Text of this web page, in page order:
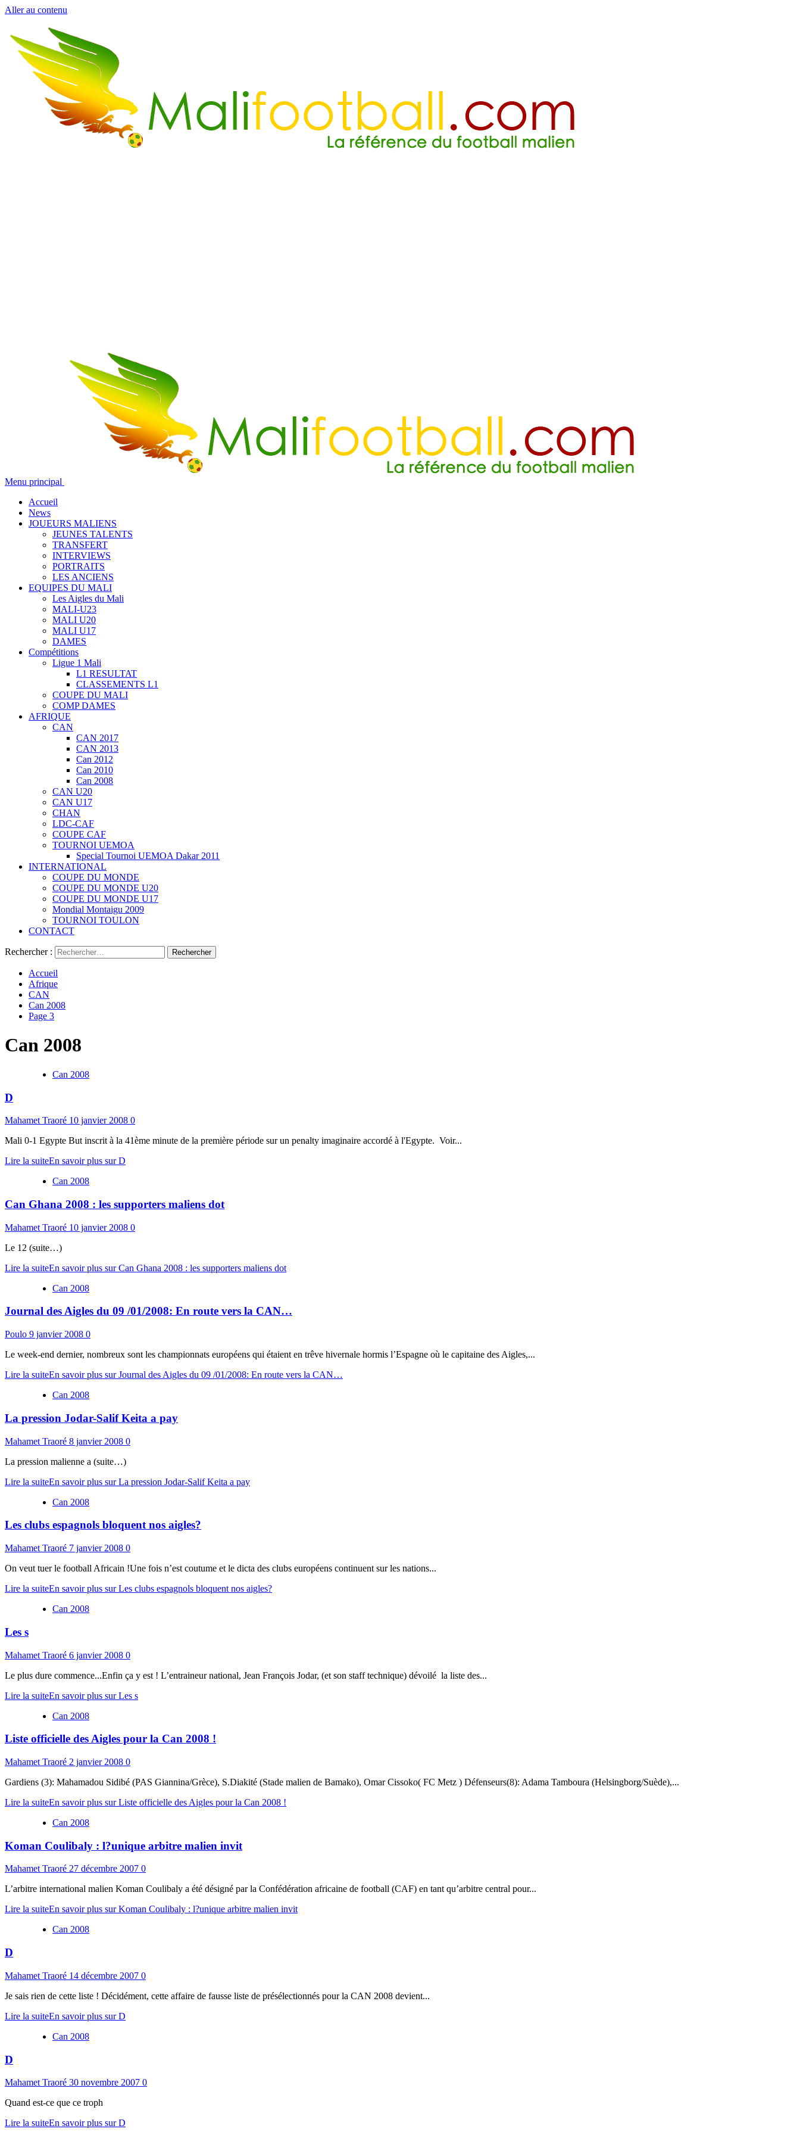
Aller au contenu
Menu principal
Accueil
News
JOUEURS MALIENS
JEUNES TALENTS
TRANSFERT
INTERVIEWS
PORTRAITS
LES ANCIENS
EQUIPES DU MALI
Les Aigles du Mali
MALI-U23
MALI U20
MALI U17
DAMES
Compétitions
Ligue 1 Mali
L1 RESULTAT
CLASSEMENTS L1
COUPE DU MALI
COMP DAMES
AFRIQUE
CAN
CAN 2017
CAN 2013
Can 2012
Can 2010
Can 2008
CAN U20
CAN U17
CHAN
LDC-CAF
COUPE CAF
TOURNOI UEMOA
Special Tournoi UEMOA Dakar 2011
INTERNATIONAL
COUPE DU MONDE
COUPE DU MONDE U20
COUPE DU MONDE U17
Mondial Montaigu 2009
TOURNOI TOULON
CONTACT
Rechercher :
Accueil
Afrique
CAN
Can 2008
Page 3
Can 2008
Can 2008
D
Mahamet Traoré 10 janvier 2008 0
Mali 0-1 Egypte But inscrit à la 41ème minute de la première période sur un penalty imaginaire accordé à l'Egypte. Voir...
Lire la suiteEn savoir plus sur D
Can 2008
Can Ghana 2008 : les supporters maliens dot
Mahamet Traoré 10 janvier 2008 0
Le 12 (suite…)
Lire la suiteEn savoir plus sur Can Ghana 2008 : les supporters maliens dot
Can 2008
Journal des Aigles du 09 /01/2008: En route vers la CAN…
Poulo 9 janvier 2008 0
Le week-end dernier, nombreux sont les championnats européens qui étaient en trêve hivernale hormis l’Espagne où le capitaine des Aigles,...
Lire la suiteEn savoir plus sur Journal des Aigles du 09 /01/2008: En route vers la CAN…
Can 2008
La pression Jodar-Salif Keita a pay
Mahamet Traoré 8 janvier 2008 0
La pression malienne a (suite…)
Lire la suiteEn savoir plus sur La pression Jodar-Salif Keita a pay
Can 2008
Les clubs espagnols bloquent nos aigles?
Mahamet Traoré 7 janvier 2008 0
On veut tuer le football Africain !Une fois n’est coutume et le dicta des clubs européens continuent sur les nations...
Lire la suiteEn savoir plus sur Les clubs espagnols bloquent nos aigles?
Can 2008
Les s
Mahamet Traoré 6 janvier 2008 0
Le plus dure commence...Enfin ça y est ! L’entraineur national, Jean François Jodar, (et son staff technique) dévoilé la liste des...
Lire la suiteEn savoir plus sur Les s
Can 2008
Liste officielle des Aigles pour la Can 2008 !
Mahamet Traoré 2 janvier 2008 0
Gardiens (3): Mahamadou Sidibé (PAS Giannina/Grèce), S.Diakité (Stade malien de Bamako), Omar Cissoko( FC Metz ) Défenseurs(8): Adama Tamboura (Helsingborg/Suède),...
Lire la suiteEn savoir plus sur Liste officielle des Aigles pour la Can 2008 !
Can 2008
Koman Coulibaly : l?unique arbitre malien invit
Mahamet Traoré 27 décembre 2007 0
L’arbitre international malien Koman Coulibaly a été désigné par la Confédération africaine de football (CAF) en tant qu’arbitre central pour...
Lire la suiteEn savoir plus sur Koman Coulibaly : l?unique arbitre malien invit
Can 2008
D
Mahamet Traoré 14 décembre 2007 0
Je sais rien de cette liste ! Décidément, cette affaire de fausse liste de présélectionnés pour la CAN 2008 devient...
Lire la suiteEn savoir plus sur D
Can 2008
D
Mahamet Traoré 30 novembre 2007 0
Quand est-ce que ce troph
Lire la suiteEn savoir plus sur D